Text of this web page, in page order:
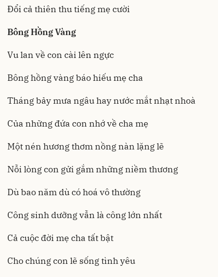
Đổi cả thiên thu tiếng mẹ cười
Bông Hồng Vàng
Vu lan về con cài lên ngực
Bông hồng vàng báo hiếu mẹ cha
Tháng bảy mưa ngâu hay nước mắt nhạt nhoà
Của những đứa con nhớ về cha mẹ
Một nén hương thơm nồng nàn lặng lẽ
Nỗi lòng con gửi gắm những niềm thương
Dù bao năm dù có hoá vô thường
Công sinh dưỡng vẫn là công lớn nhất
Cả cuộc đời mẹ cha tất bật
Cho chúng con lẽ sống tình yêu